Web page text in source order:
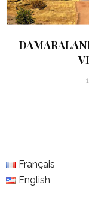
Français
English